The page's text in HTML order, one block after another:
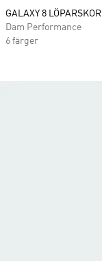
GALAXY 8 LÖPARSKOR
Dam Performance
6 färger